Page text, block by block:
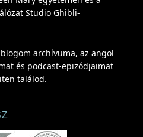
Studio Ghibli-
archívuma, az angol
és podcast-epizódjaimat
en találod.